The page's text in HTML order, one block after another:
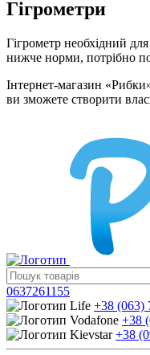
Гігрометри
Гігрометр необхідний
нижче норми, потрібно
Інтернет-магазин
ви зможете створити
0637261155
+38 (063)
+38
+38